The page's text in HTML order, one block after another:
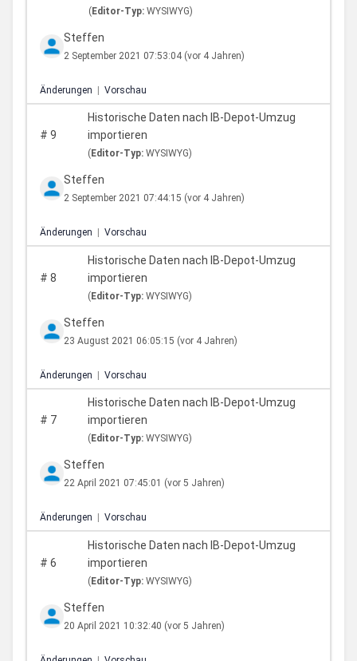
(Editor-Typ: WYSIWYG)
Steffen
2 September 2021 07:53:04 (vor 4 Jahren)
Änderungen | Vorschau
# 9
Historische Daten nach IB-Depot-Umzug
importieren
( Editor-Typ: WYSIWYG)
Steffen
2 September 2021 07:44:15 (vor 4 Jahren)
Änderungen Vorschau
# 8
Historische Daten nach IB-Depot-Umzug
importieren
(Editor-Typ: WYSIWYG)
Steffen
23 August 2021 06:05:15 (vor 4 Jahren)
Änderungen | Vorschau
# 7
Historische Daten nach IB-Depot-Umzug
importieren
( Editor-Typ: WYSIWYG)
Steffen
22 April 2021 07:45:01 (vor 5 Jahren)
Änderungen Vorschau
# 6
Historische Daten nach IB-Depot-Umzug
importieren
(Editor-Typ: WYSIWYG)
Steffen
20 April 2021 10:32:40 (vor 5 Jahren)